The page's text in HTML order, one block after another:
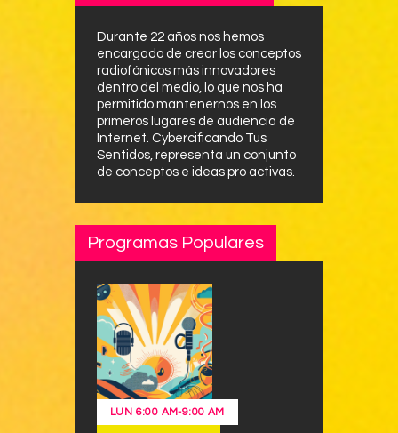
Durante 22 años nos hemos
encargado de crear los conceptos
radiofónicos más innovadores
dentro del medio, lo que nos ha
permitido mantenernos en los
primeros lugares de audiencia de
Internet. Cybercificando Tus
Sentidos, representa un conjunto
de conceptos e ideas pro activas.
Programas Populares
LUN 6:00 AM-9:00 AM